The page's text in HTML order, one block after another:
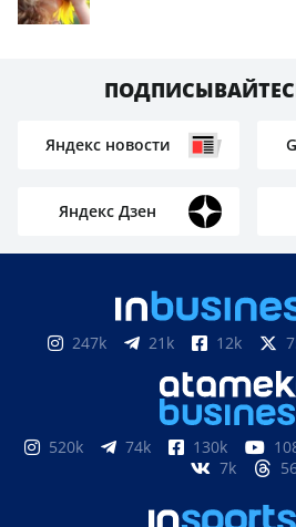
Яндекс новости
Яндекс Дзен
247k 21k 12k
520k 74k 130k
7k